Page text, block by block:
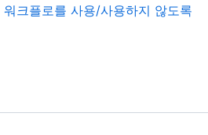
워크플로를 사용/사용하지 않도록